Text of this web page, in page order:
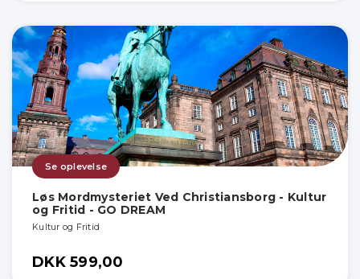
Se oplevelse
Løs Mordmysteriet Ved Christiansborg - Kultur
og Fritid - GO DREAM
Kultur og Fritid
DKK 599,00